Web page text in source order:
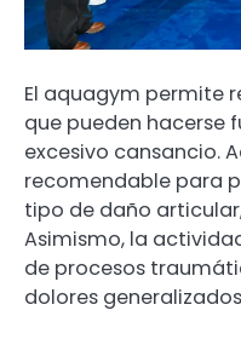
El aquagym permite
que pueden hacerse
excesivo cansancio.
recomendable para
tipo de daño
Asimismo, la
de procesos
dolores